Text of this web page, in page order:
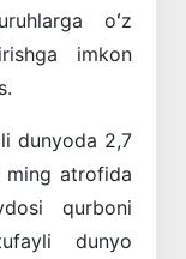
oʻz
imkon
dunyoda 2,7
ming atrofida
qurboni
dunyo